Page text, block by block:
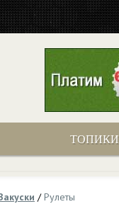
ТОПИКИ
/Рулеты